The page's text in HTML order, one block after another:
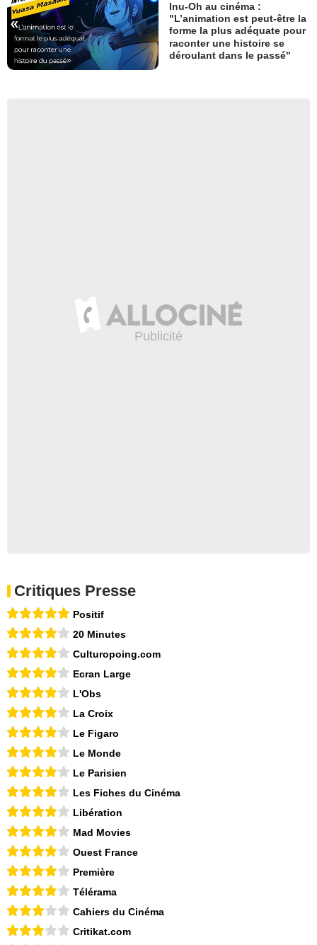
Inu-Oh au cinéma :
"L’animation est peut-être la
forme la plus adéquate pour
raconter une histoire se
déroulant dans le passé"
Critiques Presse
Positif
20 Minutes
Culturopoing.com
Ecran Large
L'Obs
La Croix
Le Figaro
Le Monde
Le Parisien
Les Fiches du Cinéma
Libération
Mad Movies
Ouest France
Première
Télérama
Cahiers du Cinéma
Critikat.com